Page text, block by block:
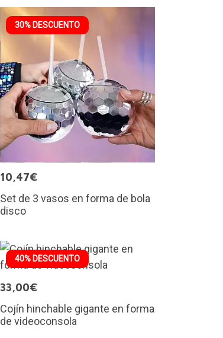
30% DESCUENTO
10,47€
Set de 3 vasos en forma de bola
disco
40% DESCUENTO
33,00€
Cojín hinchable gigante en forma
de videoconsola